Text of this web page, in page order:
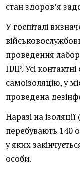
стан здоров’я
У госпіталі
проведення
ПЛР. Усі
самоізоляцію, у
проведена
Наразі на
перебувають 140
у яких
особи.